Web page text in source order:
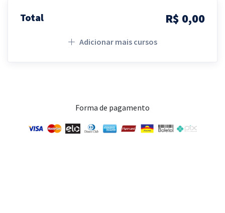
Total R$ 0,00
Adicionar mais cursos
Forma de pagamento